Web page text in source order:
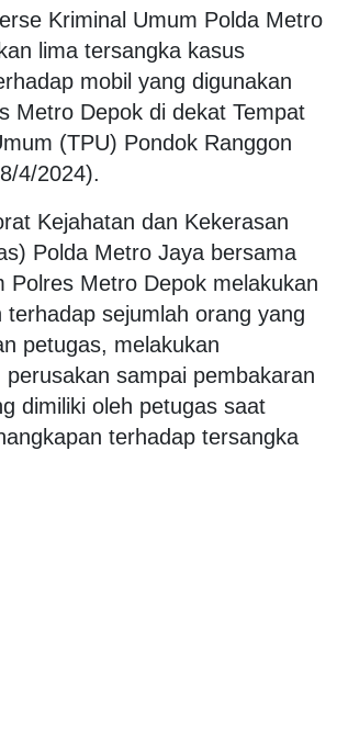
Kriminal Umum Polda Metro
lima tersangka kasus
mobil yang digunakan
Metro Depok di dekat Tempat
(TPU) Pondok Ranggon
4/2024).
Kejahatan dan Kekerasan
Polda Metro Jaya bersama
Polres Metro Depok melakukan
terhadap sejumlah orang yang
petugas, melakukan
perusakan sampai pembakaran
dimiliki oleh petugas saat
terhadap tersangka